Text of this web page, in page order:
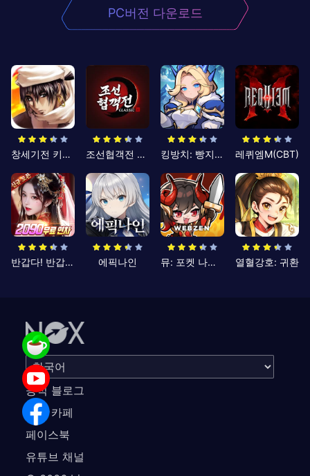
PC버전 다운로드
창세기전 키우기 조선협객전 클래식 킹방치: 빵지의 제왕 레퀴엠M(CBT)
반갑다! 반갑삼국지 에픽나인 뮤: 포켓 나이츠 열혈강호: 귀환
공식 블로그
공식 카페
페이스북
유튜브 채널